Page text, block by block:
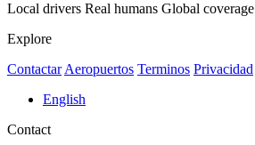
Local drivers Real humans Global coverage
Explore
Contactar Aeropuertos Terminos Privacidad
English
Contact